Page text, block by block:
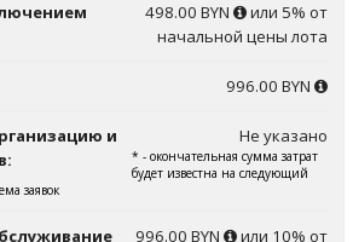
498.00 BYN
или 5% от
начальной цены лота
996.00 BYN
и
Не указано
* - окончательная сумма затрат
будет известна на следующий
заявок
996.00 BYN
или 10% от